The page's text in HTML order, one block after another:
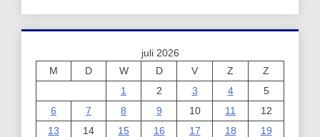
juli 2026
M
D W D V Z
Z
1
2 3 4
5
6
7 8 9 10 11
12
13
14 15 16 17 18
19